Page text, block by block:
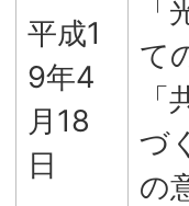
平成1
9年4
月18
日
て
づ
の